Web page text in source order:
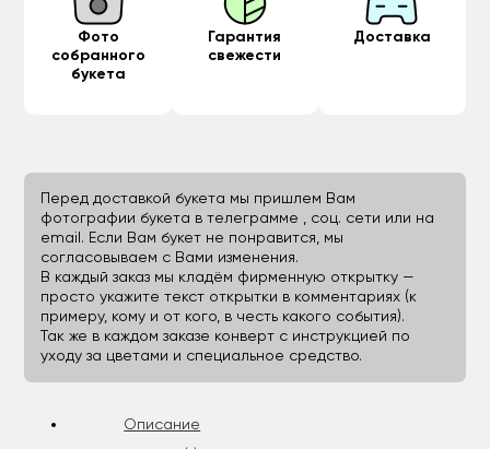
Фото
собранного
букета
Гарантия
свежести
Доставка
Перед доставкой букета мы пришлем Вам
фотографии букета в телеграмме , соц. сети или на
email. Если Вам букет не понравится, мы
согласовываем с Вами изменения.
В каждый заказ мы кладём фирменную открытку —
просто укажите текст открытки в комментариях (к
примеру, кому и от кого, в честь какого события).
Так же в каждом заказе конверт с инструкцией по
уходу за цветами и специальное средство.
Описание